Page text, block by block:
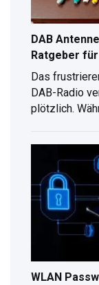
DAB
Ratgeber
Das
DAB-Radio
plötzlich.
Kompletter
Ratgeber
für
digitalen
Radioempfang
WLAN